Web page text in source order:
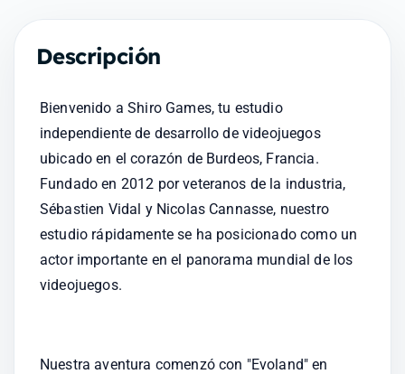
Descripción
Bienvenido a Shiro Games, tu estudio
independiente de desarrollo de videojuegos
ubicado en el corazón de Burdeos, Francia.
Fundado en 2012 por veteranos de la industria,
Sébastien Vidal y Nicolas Cannasse, nuestro
estudio rápidamente se ha posicionado como un
actor importante en el panorama mundial de los
videojuegos.
Nuestra aventura comenzó con "Evoland" en